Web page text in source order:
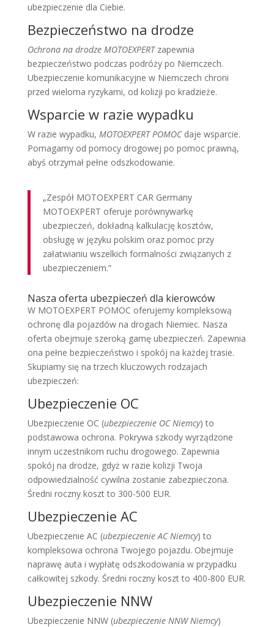
ubezpieczenie dla Ciebie.
Bezpieczeństwo na drodze
Ochrona na drodze MOTOEXPERTzapewnia
bezpieczeństwo podczas podróży po Niemczech.
Ubezpieczenie komunikacyjne w Niemczech chroni
przed wieloma ryzykami, od kolizji po kradzieże.
Wsparcie w razie wypadku
W razie wypadku, MOTOEXPERT POMOCdaje wsparcie.
Pomagamy od pomocy drogowej po pomoc prawną,
abyś otrzymał pełne odszkodowanie.
„Zespół MOTOEXPERT CAR Germany
MOTOEXPERT oferuje porównywarkę
ubezpieczeń, dokładną kalkulację kosztów,
obsługę w języku polskim oraz pomoc przy
załatwianiu wszelkich formalności związanych z
ubezpieczeniem.”
Nasza oferta ubezpieczeń dla kierowców
W MOTOEXPERT POMOC oferujemy kompleksową
ochronę dla pojazdów na drogach Niemiec. Nasza
oferta obejmuje szeroką gamę ubezpieczeń. Zapewnia
ona pełne bezpieczeństwo i spokój na każdej trasie.
Skupiamy się na trzech kluczowych rodzajach
ubezpieczeń:
Ubezpieczenie OC
Ubezpieczenie OC (ubezpieczenie OC Niemcy) to
podstawowa ochrona. Pokrywa szkody wyrządzone
innym uczestnikom ruchu drogowego. Zapewnia
spokój na drodze, gdyż w razie kolizji Twoja
odpowiedzialność cywilna zostanie zabezpieczona.
Średni roczny koszt to 300-500 EUR.
Ubezpieczenie AC
Ubezpieczenie AC (ubezpieczenie AC Niemcy) to
kompleksowa ochrona Twojego pojazdu. Obejmuje
naprawę auta i wypłatę odszkodowania w przypadku
całkowitej szkody. Średni roczny koszt to 400-800 EUR.
Ubezpieczenie NNW
Ubezpieczenie NNW (ubezpieczenie NNW Niemcy)